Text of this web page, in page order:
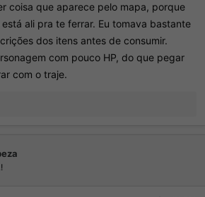
coisa que aparece pelo mapa, porque
ali pra te ferrar. Eu tomava bastante
dos itens antes de consumir.
com pouco HP, do que pegar
com o traje.